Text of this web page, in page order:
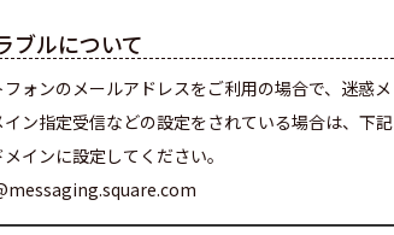
ブルについて
ォンのメールアドレスをご利用の場合で、迷惑メ
ン指定受信などの設定をされている場合は、下記
インに設定してください。